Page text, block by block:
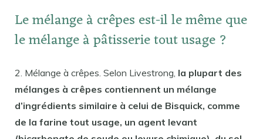
Le mélange à crêpes est-il le même que
le mélange à pâtisserie tout usage ?
2. Mélange à crêpes. Selon Livestrong, la plupart des
mélanges à crêpes contiennent un mélange
d’ingrédients similaire à celui de Bisquick, comme
de la farine tout usage, un agent levant